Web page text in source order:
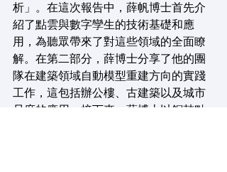
析」。在這次報告中，薛帆博士首先介
紹了點雲與數字孿生的技術基礎和應
用，為聽眾帶來了對這些領域的全面瞭
解。在第二部分，薛博士分享了他的團
隊在建築領域自動模型重建方向的實踐
工作，這包括辦公樓、古建築以及城市
尺度的應用。接下來，薛博士以銅鼓點